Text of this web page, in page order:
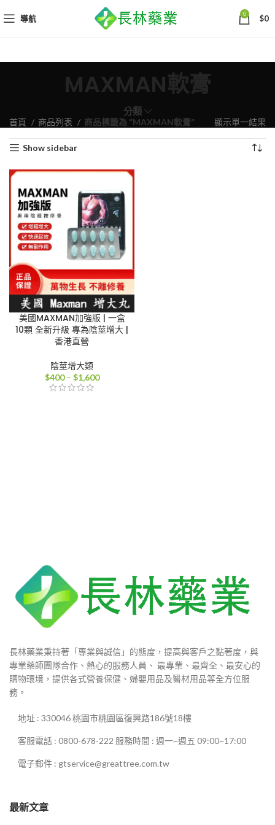
導航 0 $0
MAXMAN軟膏
分類
首頁 商品列表 商品標籤為 “MAXMAN軟膏” 顯示單一結果
Show sidebar
美國MAXMAN加強版 | 一盒
10顆 全新升級 專為陰莖增大 |
香港直營
陰莖增大類
$400 – $1,600價
長林藥業秉持著「專業與誠信」的態度，提高與客戶之黏著度，與
專業藥師團隊合作、熱心的服務人員、 最專業、最齊全、最安心的
購物環境，提供各式營養保健、婦嬰用品及醫材用品等全方位服
務。
地址 : 330046 桃園市桃園區復興路186號18樓
客服電話 : 0800-678-222 服務時間 : 週一~週五 09:00~17:00
電子郵件 : gtservice@greattree.com.tw
最新文章